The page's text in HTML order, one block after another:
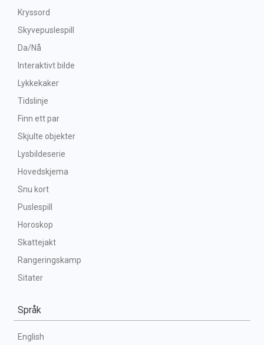
Kryssord
Skyvepuslespill
Da/Nå
Interaktivt bilde
Lykkekaker
Tidslinje
Finn ett par
Skjulte objekter
Lysbildeserie
Hovedskjema
Snu kort
Puslespill
Horoskop
Skattejakt
Rangeringskamp
Sitater
Språk
English